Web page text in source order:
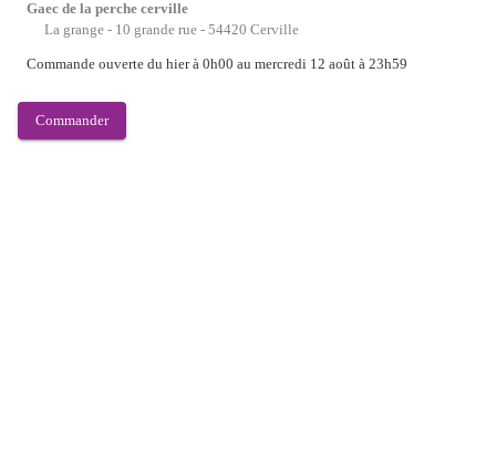
Gaec de la perche cerville
La grange - 10 grande rue - 54420 Cerville
Commande ouverte du hier à 0h00 au mercredi 12 août à 23h59
Commander